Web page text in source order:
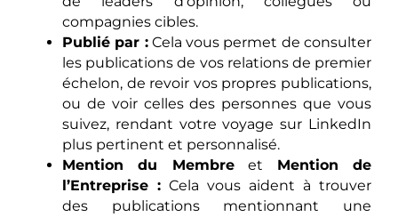
compagnies cibles.
Publié par :Cela vous permet de consulter
les publications de vos relations de premier
échelon, de revoir vos propres publications,
ou de voir celles des personnes que vous
suivez, rendant votre voyage sur LinkedIn
plus pertinent et personnalisé.
Mention du Membreet Mention de
l’Entreprise : Cela vous aident à trouver
des publications mentionnant une